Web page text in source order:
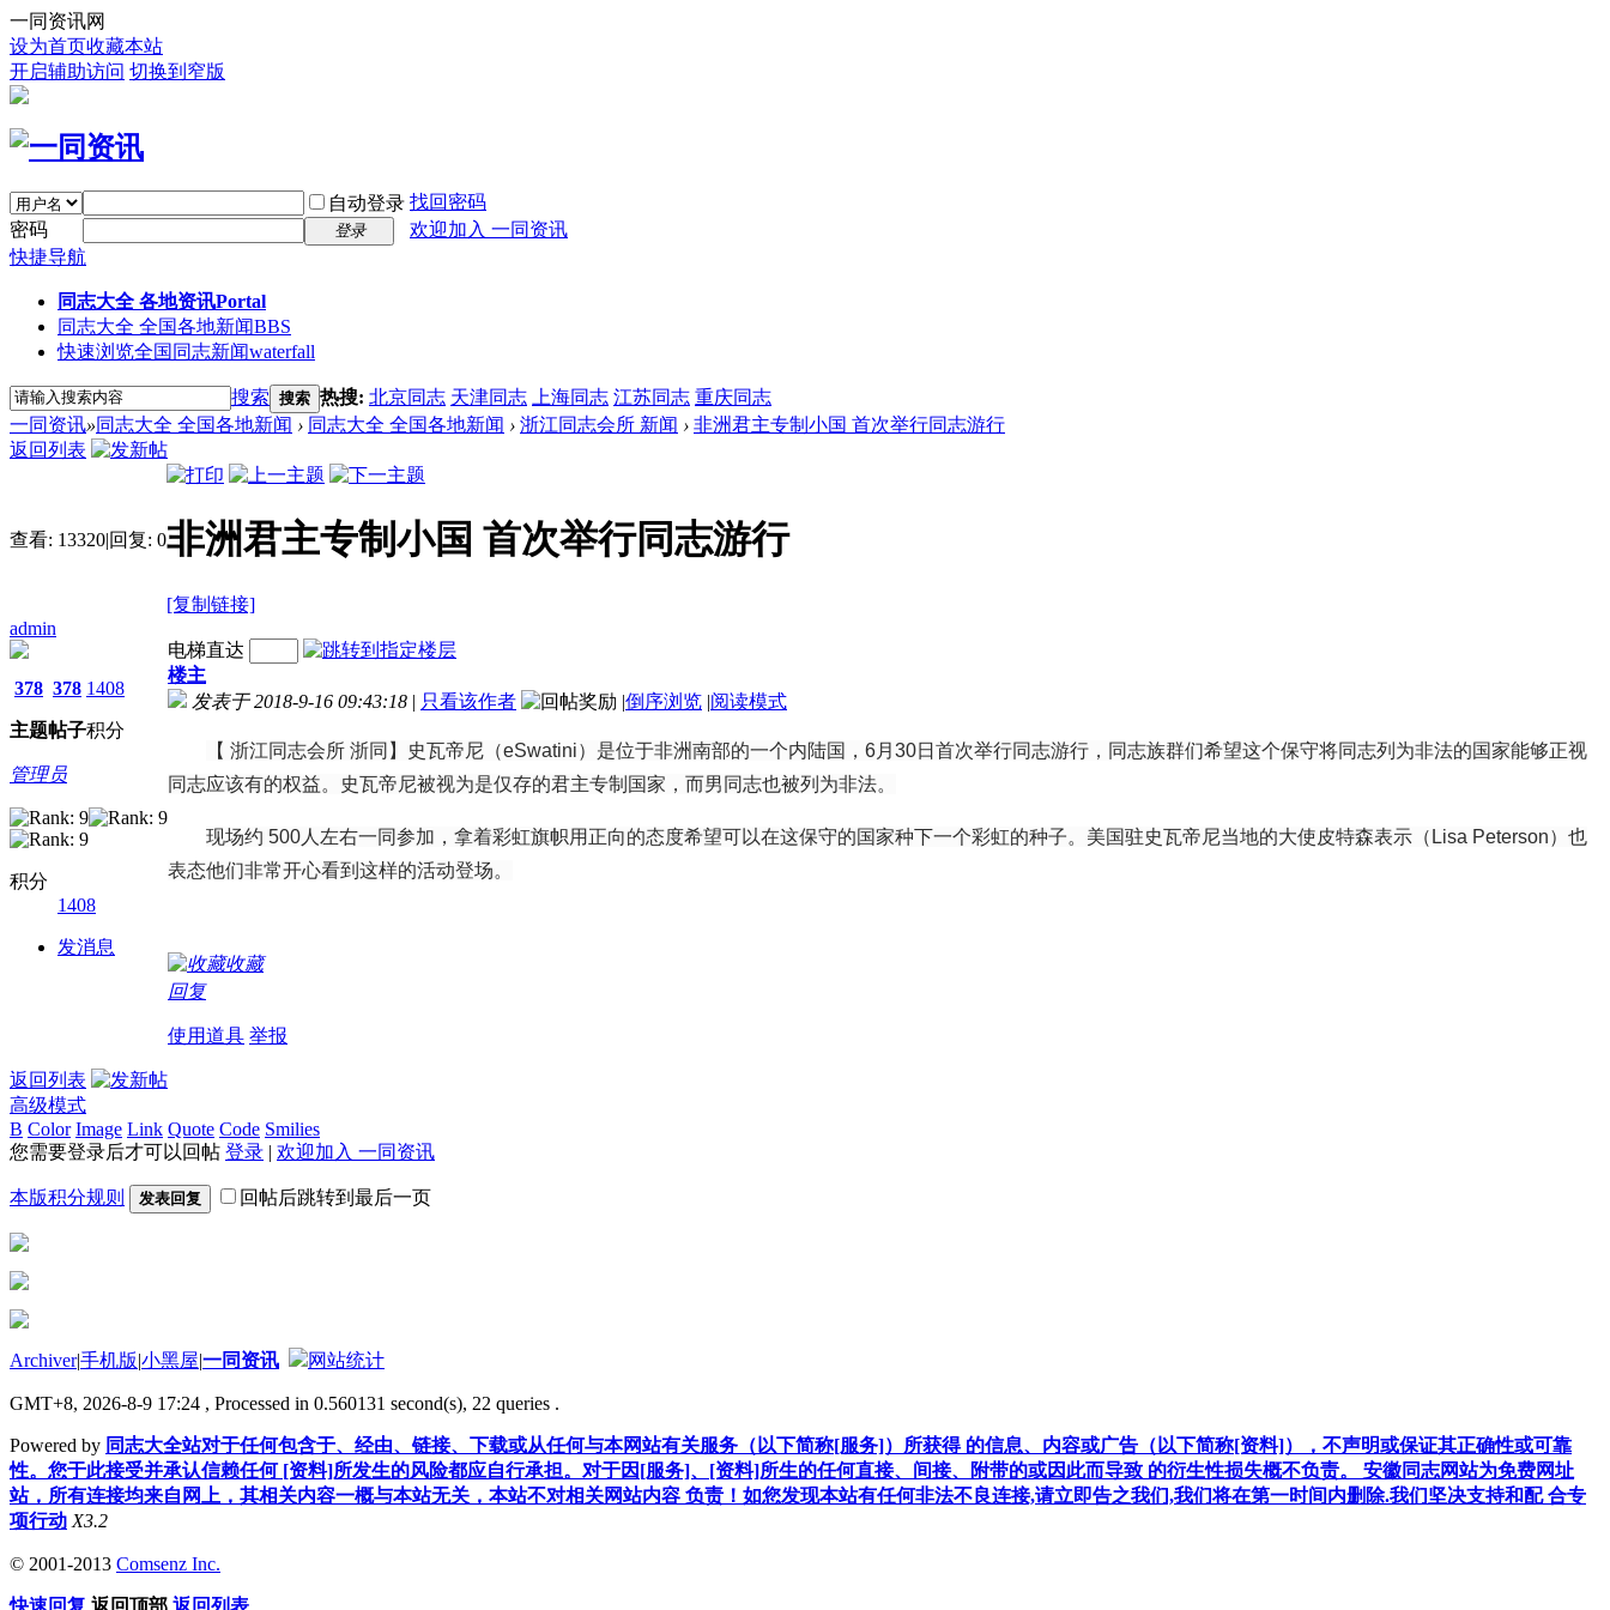
一同资讯网
设为首页收藏本站
开启辅助访问 切换到窄版
自动登录 找回密码
密码
登录
欢迎加入 一同资讯
快捷导航
同志大全 各地资讯Portal
同志大全 全国各地新闻BBS
快速浏览全国同志新闻waterfall
搜索 搜索 热搜: 北京同志 天津同志 上海同志 江苏同志 重庆同志
一同资讯»同志大全 全国各地新闻 › 同志大全 全国各地新闻 › 浙江同志会所 新闻 › 非洲君主专制小国 首次举行同志游行
返回列表
查看: 13320|回复: 0非洲君主专制小国 首次举行同志游行
[复制链接]
admin
378
主题
378
帖子
1408
积分
管理员
积分
1408
发消息
电梯直达
楼主
发表于 2018-9-16 09:43:18 | 只看该作者 |倒序浏览 |阅读模式
【 浙江同志会所 浙同】史瓦帝尼（eSwatini）是位于非洲南部的一个内陆国，6月30日首次举行同志游行，同志族群们希望这个保守将同志列为非法的国家能够正视
同志应该有的权益。史瓦帝尼被视为是仅存的君主专制国家，而男同志也被列为非法。
现场约 500人左右一同参加，拿着彩虹旗帜用正向的态度希望可以在这保守的国家种下一个彩虹的种子。美国驻史瓦帝尼当地的大使皮特森表示（Lisa Peterson）也
表态他们非常开心看到这样的活动登场。
收藏
回复
使用道具 举报
返回列表
高级模式
B Color Image Link Quote Code Smilies
您需要登录后才可以回帖 登录 | 欢迎加入 一同资讯
本版积分规则 发表回复 回帖后跳转到最后一页
Archiver|手机版|小黑屋|一同资讯 网站统计
GMT+8, 2026-8-9 17:24 , Processed in 0.560131 second(s), 22 queries .
Powered by 同志大全站对于任何包含于、经由、链接、下载或从任何与本网站有关服务（以下简称[服务]）所获得 的信息、内容或广告（以下简称[资料]），不声明或保证其正确性或可靠
性。您于此接受并承认信赖任何 [资料]所发生的风险都应自行承担。对于因[服务]、[资料]所生的任何直接、间接、附带的或因此而导致 的衍生性损失概不负责。 安徽同志网站为免费网址
站，所有连接均来自网上，其相关内容一概与本站无关，本站不对相关网站内容 负责！如您发现本站有任何非法不良连接,请立即告之我们,我们将在第一时间内删除.我们坚决支持和配 合专
项行动 X3.2
© 2001-2013 Comsenz Inc.
快速回复 返回顶部 返回列表